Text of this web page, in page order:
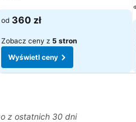
od 360 zł
Zobacz ceny z 5 stron
Wyświetl ceny
z ostatnich 30 dni